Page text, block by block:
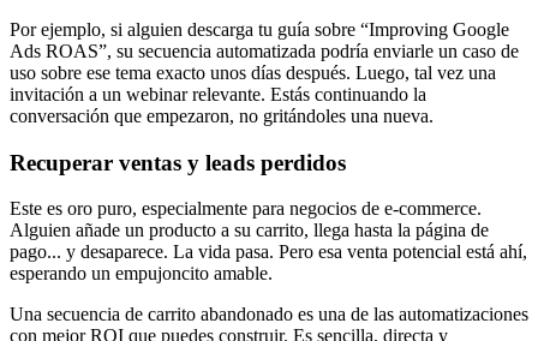
Por ejemplo, si alguien descarga tu guía sobre “Improving Google
Ads ROAS”, su secuencia automatizada podría enviarle un caso de
uso sobre ese tema exacto unos días después. Luego, tal vez una
invitación a un webinar relevante. Estás continuando la
conversación que empezaron, no gritándoles una nueva.
Recuperar ventas y leads perdidos
Este es oro puro, especialmente para negocios de e-commerce.
Alguien añade un producto a su carrito, llega hasta la página de
pago... y desaparece. La vida pasa. Pero esa venta potencial está ahí,
esperando un empujoncito amable.
Una secuencia de carrito abandonado es una de las automatizaciones
con mejor ROI que puedes construir. Es sencilla, directa y